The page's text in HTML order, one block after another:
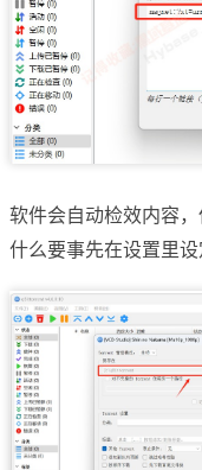
软件会自动检效内容
什么要事先在设置里设